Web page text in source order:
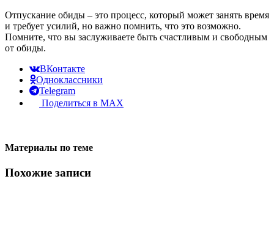
Отпускание обиды – это процесс, который может занять время
и требует усилий, но важно помнить, что это возможно.
Помните, что вы заслуживаете быть счастливым и свободным
от обиды.
ВКонтакте
Одноклассники
Telegram
Поделиться в MAX
Материалы по теме
Похожие записи